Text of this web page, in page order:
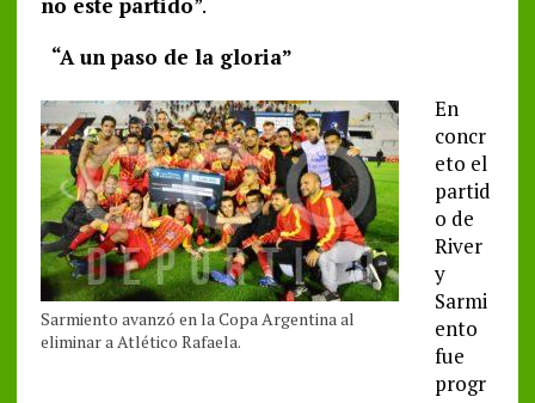
no este partido”.
“A un paso de la gloria”
Sarmiento avanzó en la Copa Argentina al
eliminar a Atlético Rafaela.
En
concr
eto el
partid
o de
River
y
Sarmi
ento
fue
progr